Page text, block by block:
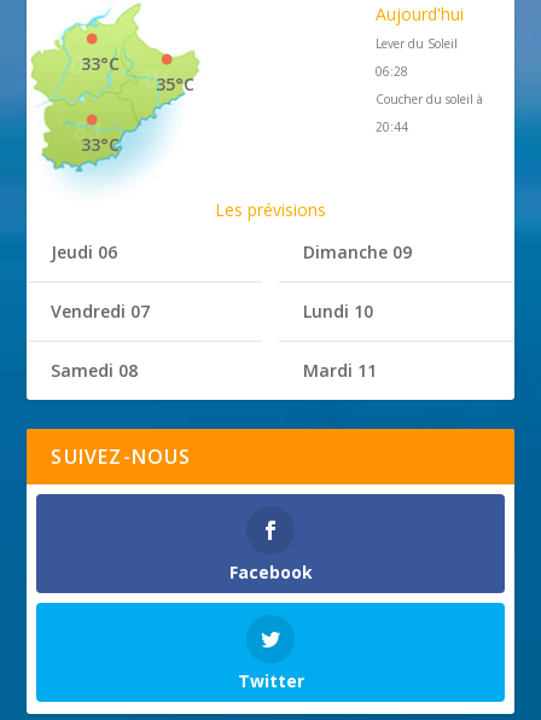
35°C
33°C
33°C
Aujourd'hui
Lever du Soleil
06:28
Coucher du soleil à
20:44
Les prévisions
Jeudi 06
Vendredi 07
Samedi 08
Dimanche 09
Lundi 10
Mardi 11
SUIVEZ-NOUS
Facebook
Twitter